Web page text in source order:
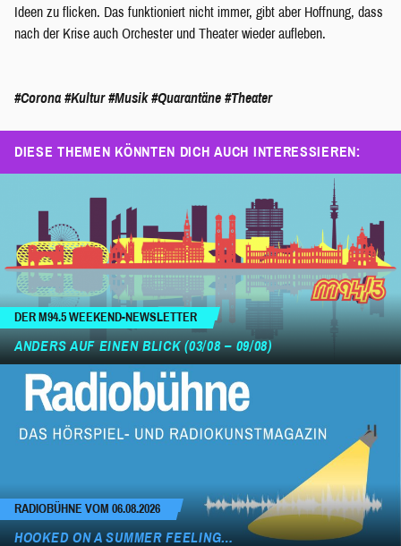
Ideen zu flicken. Das funktioniert nicht immer, gibt aber Hoffnung, dass
nach der Krise auch Orchester und Theater wieder aufleben.
#Corona #Kultur #Musik #Quarantäne #Theater
DIESE THEMEN KÖNNTEN DICH AUCH INTERESSIEREN:
DER M94.5 WEEKEND-NEWSLETTER
ANDERS AUF EINEN BLICK (03/08 – 09/08)
RADIOBÜHNE VOM 06.08.2026
HOOKED ON A SUMMER FEELING…